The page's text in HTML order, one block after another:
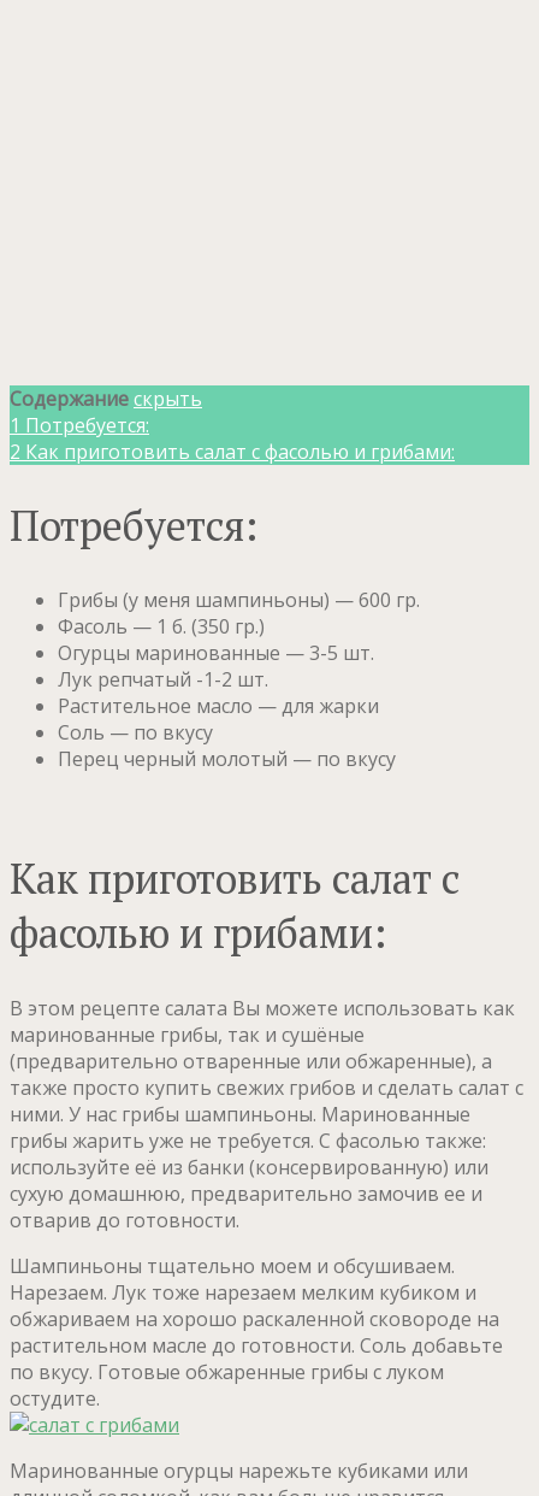
Содержаниескрыть
1 Потребуется:
2 Как приготовить салат с фасолью и грибами:
Потребуется:
Грибы (у меня шампиньоны) — 600 гр.
Фасоль — 1 б. (350 гр.)
Огурцы маринованные — 3-5 шт.
Лук репчатый -1-2 шт.
Растительное масло — для жарки
Соль — по вкусу
Перец черный молотый — по вкусу
Как приготовить салат с
фасолью и грибами:
В этом рецепте салата Вы можете использовать как
маринованные грибы, так и сушёные
(предварительно отваренные или обжаренные), а
также просто купить свежих грибов и сделать салат с
ними. У нас грибы шампиньоны. Маринованные
грибы жарить уже не требуется. С фасолью также:
используйте её из банки (консервированную) или
сухую домашнюю, предварительно замочив ее и
отварив до готовности.
Шампиньоны тщательно моем и обсушиваем.
Нарезаем. Лук тоже нарезаем мелким кубиком и
обжариваем на хорошо раскаленной сковороде на
растительном масле до готовности. Соль добавьте
по вкусу. Готовые обжаренные грибы с луком
остудите.
Маринованные огурцы нарежьте кубиками или